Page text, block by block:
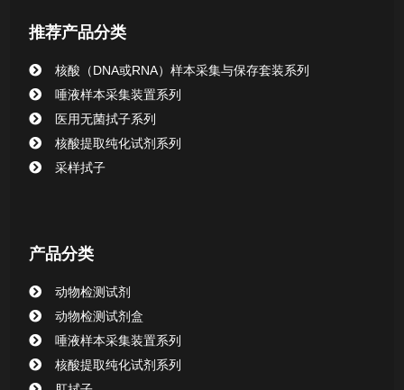
核酸提取或纯化试剂
清洁验证棉签系列
动物检测试剂
推荐产品分类
核酸（DNA或RNA）样本采集与保存套装系列
唾液样本采集装置系列
医用无菌拭子系列
核酸提取纯化试剂系列
采样拭子
产品分类
动物检测试剂
动物检测试剂盒
唾液样本采集装置系列
核酸提取纯化试剂系列